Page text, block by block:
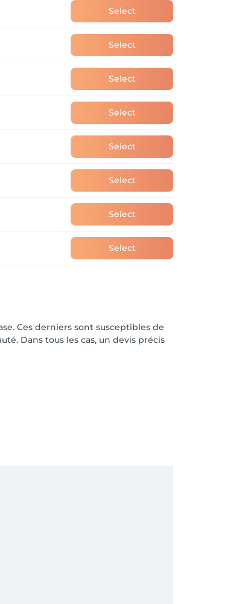
Select
Select
Select
Select
Select
Select
Select
Select
Ces derniers sont susceptibles de
Dans tous les cas, un devis précis